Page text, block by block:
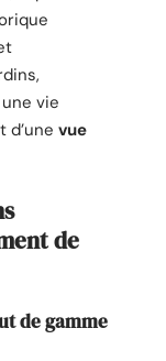
vie
vue
de
de gamme